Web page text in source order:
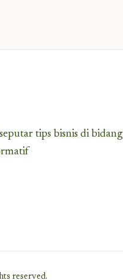
tips bisnis di bidang
reserved.